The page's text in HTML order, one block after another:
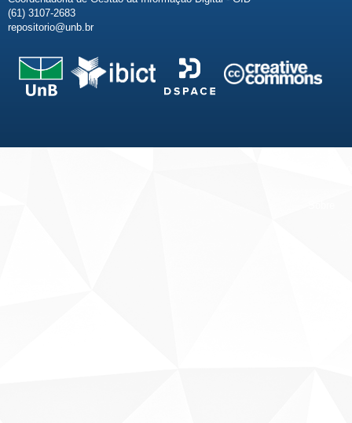
(61) 3107-2683
repositorio@unb.br